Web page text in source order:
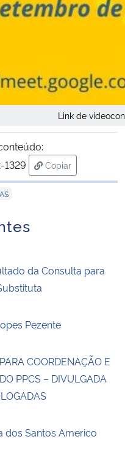
Link de
Copiar
para área de
da Consulta para
Pezente
COORDENAÇÃO E
PPCS – DIVULGADA
dos Santos Americo